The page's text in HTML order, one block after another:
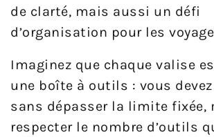
de clarté, mais aussi un défi
d’organisation pour les
Imaginez que chaque valise
une boîte à outils : vous
sans dépasser la limite fixée,
respecter le nombre d’outils